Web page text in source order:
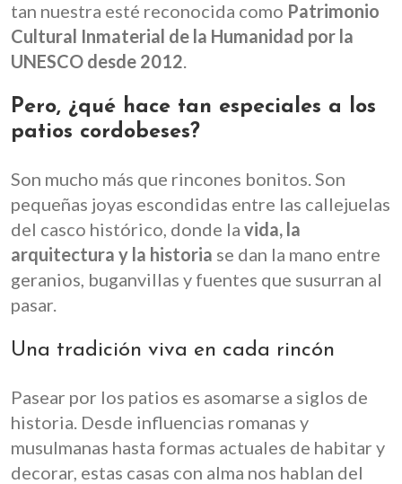
tan nuestra esté reconocida como Patrimonio
Cultural Inmaterial de la Humanidad por la
UNESCO desde 2012.
Pero, ¿qué hace tan especiales a los
patios cordobeses?
Son mucho más que rincones bonitos. Son
pequeñas joyas escondidas entre las callejuelas
del casco histórico, donde la vida, la
arquitectura y la historia se dan la mano entre
geranios, buganvillas y fuentes que susurran al
pasar.
Una tradición viva en cada rincón
Pasear por los patios es asomarse a siglos de
historia. Desde influencias romanas y
musulmanas hasta formas actuales de habitar y
decorar, estas casas con alma nos hablan del